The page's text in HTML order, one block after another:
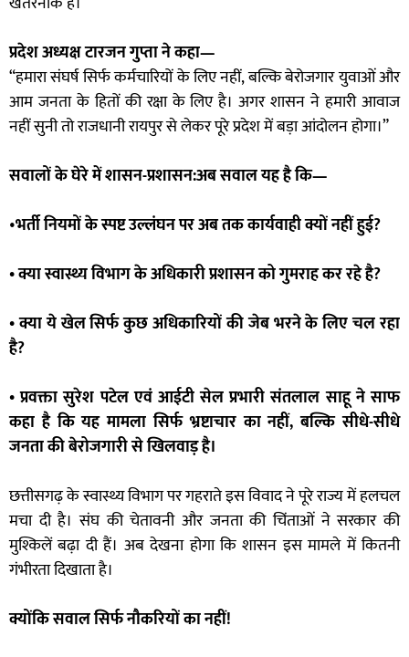
प्रदेश अध्यक्ष टारजन गुप्ता ने कहा—
“हमारा संघर्ष सिर्फ कर्मचारियों के लिए नहीं, बल्कि बेरोजगार युवाओं और
आम जनता के हितों की रक्षा के लिए है। अगर शासन ने हमारी आवाज
नहीं सुनी तो राजधानी रायपुर से लेकर पूरे प्रदेश में बड़ा आंदोलन होगा।”
सवालों के घेरे में शासन-प्रशासन:अब सवाल यह है कि—
•भर्ती नियमों के स्पष्ट उल्लंघन पर अब तक कार्यवाही क्यों नहीं हुई?
• क्या स्वास्थ्य विभाग के अधिकारी प्रशासन को गुमराह कर रहे है?
• क्या ये खेल सिर्फ कुछ अधिकारियों की जेब भरने के लिए चल रहा
है?
• प्रवक्ता सुरेश पटेल एवं आईटी सेल प्रभारी संतलाल साहू ने साफ
कहा है कि यह मामला सिर्फ भ्रष्टाचार का नहीं, बल्कि सीधे-सीधे
जनता की बेरोजगारी से खिलवाड़ है।
छत्तीसगढ़ के स्वास्थ्य विभाग पर गहराते इस विवाद ने पूरे राज्य में हलचल
मचा दी है। संघ की चेतावनी और जनता की चिंताओं ने सरकार की
मुश्किलें बढ़ा दी हैं। अब देखना होगा कि शासन इस मामले में कितनी
गंभीरता दिखाता है।
क्योंकि सवाल सिर्फ नौकरियों का नहीं!